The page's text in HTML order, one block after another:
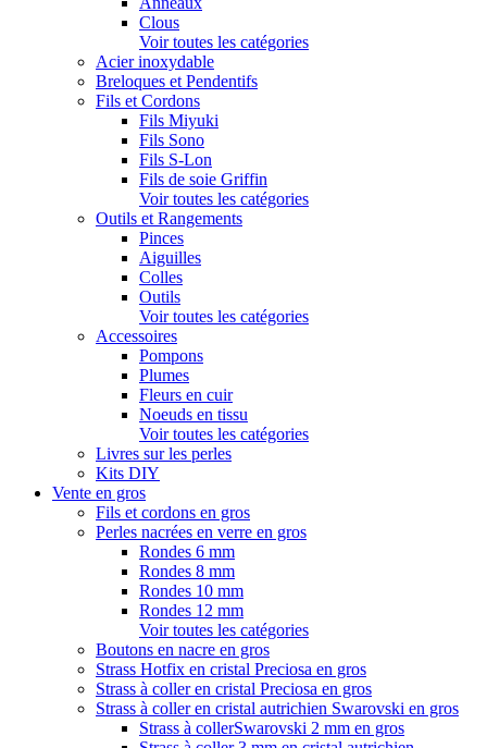
Clous
Voir toutes les catégories
Acier inoxydable
Breloques et Pendentifs
Fils et Cordons
Fils Miyuki
Fils Sono
Fils S-Lon
Fils de soie Griffin
Voir toutes les catégories
Outils et Rangements
Pinces
Aiguilles
Colles
Outils
Voir toutes les catégories
Accessoires
Pompons
Plumes
Fleurs en cuir
Noeuds en tissu
Voir toutes les catégories
Livres sur les perles
Kits DIY
Vente en gros
Fils et cordons en gros
Perles nacrées en verre en gros
Rondes 6 mm
Rondes 8 mm
Rondes 10 mm
Rondes 12 mm
Voir toutes les catégories
Boutons en nacre en gros
Strass Hotfix en cristal Preciosa en gros
Strass à coller en cristal Preciosa en gros
Strass à coller en cristal autrichien Swarovski en gros
Strass à collerSwarovski 2 mm en gros